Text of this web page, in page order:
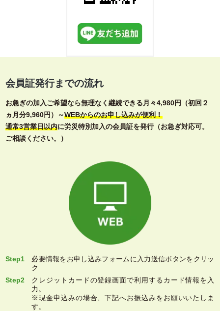
会員証発行までの流れ
お急ぎの加入ご希望なら無理なく継続できる月々4,980円（初回２
ヵ月分9,960円）～WEBからのお申し込みが便利！
通常3営業日以内に労災特別加入の会員証を発行（お急ぎ対応可。
ご相談ください。）
Step1
必要情報をお申し込みフォームに入力送信ボタンをクリッ
ク
Step2
クレジットカードの登録画面で利用するカード情報を入
力。
※現金申込みの場合、下記へお振込みをお願いいたしま
す。